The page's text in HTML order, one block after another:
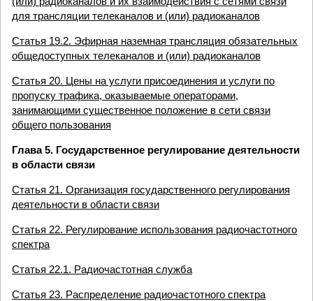
для трансляции телеканалов и (или) радиоканалов
Статья 19.2. Эфирная наземная трансляция обязательных
общедоступных телеканалов и (или) радиоканалов
Статья 20. Цены на услуги присоединения и услуги по
пропуску трафика, оказываемые операторами,
занимающими существенное положение в сети связи
общего пользования
Глава 5. Государственное регулирование деятельности
в области связи
Статья 21. Организация государственного регулирования
деятельности в области связи
Статья 22. Регулирование использования радиочастотного
спектра
Статья 22.1. Радиочастотная служба
Статья 23. Распределение радиочастотного спектра